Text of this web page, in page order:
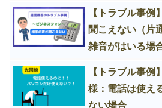
【トラブル事例
聞こえない（片
雑音がはいる場
【トラブル事例
様：電話は使え
ない場合